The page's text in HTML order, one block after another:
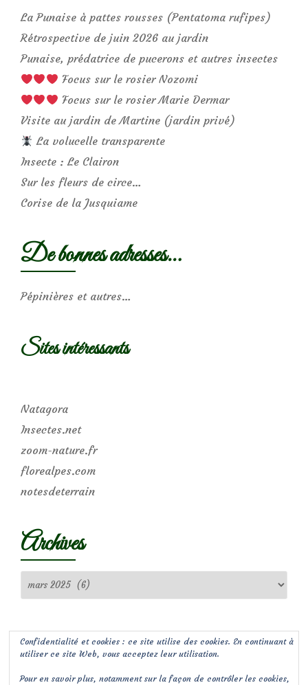
La Punaise à pattes rousses (Pentatoma rufipes)
Rétrospective de juin 2026 au jardin
Punaise, prédatrice de pucerons et autres insectes
Focus sur le rosier Nozomi
Focus sur le rosier Marie Dermar
Visite au jardin de Martine (jardin privé)
La volucelle transparente
Insecte : Le Clairon
Sur les fleurs de circe…
Corise de la Jusquiame
De bonnes adresses…
Pépinières et autres…
Sites intéressants
Natagora
Insectes.net
zoom-nature.fr
florealpes.com
notesdeterrain
Archives
Confidentialité et cookies : ce site utilise des cookies. En continuant à
utiliser ce site Web, vous acceptez leur utilisation.
Pour en savoir plus, notamment sur la façon de contrôler les cookies,